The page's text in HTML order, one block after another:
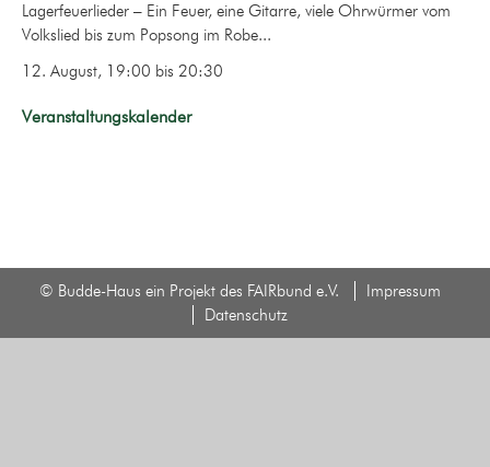
Lagerfeuerlieder – Ein Feuer, eine Gitarre, viele Ohrwürmer vom
Volkslied bis zum Popsong im Robe...
12. August, 19:00 bis 20:30
Veranstaltungskalender
© Budde-Haus ein Projekt des FAIRbund e.V.
Impressum
Datenschutz